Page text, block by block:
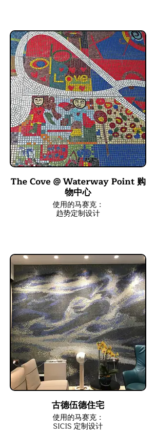
The Cove @ Waterway Point 购
物中心
使用的马赛克：
趋势定制设计
古德伍德住宅
使用的马赛克：
SICIS 定制设计